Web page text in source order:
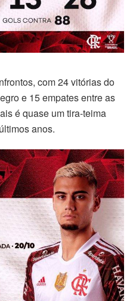
com 24 vitórias do
e 15 empates entre as
é quase um tira-teima
anos.